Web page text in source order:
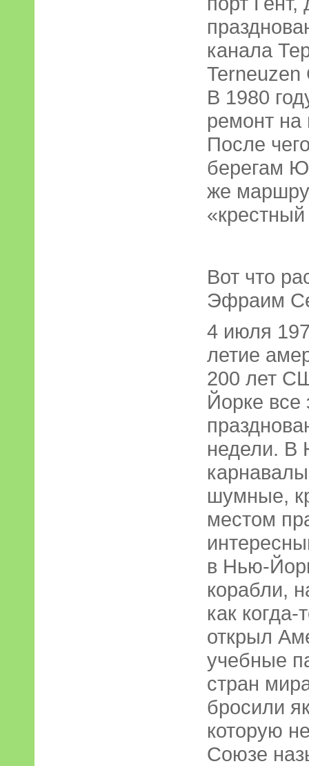
канала
Terneuzen
В 1980
ремонт
После
берегам
же
Вот что
Эфраим
4 июля
летие
200 лет
Йорке все
недели. В
шумные,
местом
в Нью-
корабли,
как
открыл
учебные
стран
бросили
которую
Союзе